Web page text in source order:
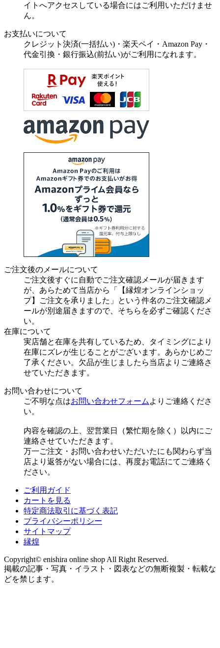
イトへアクセスしている場合にはご利用いただけませ
ん。
お支払いについて
クレジット決済(一括払い)・楽天ペイ・Amazon Pay・
代金引換・銀行振込(前払い)がご利用になれます。
ご注文後のメールについて
ご注文後すぐに自動でご注文確認メールが届きます
が、あらためて当店から「【縁煌オンラインショッ
プ】ご注文を承りました」という件名のご注文確認メ
ールが別途届きますので、そちらを必ずご確認くださ
い。
在庫について
実店舗と在庫を共有しているため、タイミングにより
在庫にズレが生じることがございます。あらかじめご
了承ください。欠品が生じましたら当店よりご連絡さ
せていただきます。
お問い合わせについて
ご不明な点はお問い合わせフォーム よりご連絡くださ
い。
内容を確認の上、翌営業日（繁忙期を除く）以内にご
連絡させていただきます。
万一ご注文・お問い合わせいただいたにも関わらず当
店より返答がない場合には、再度お電話にてご連絡く
ださい。
ご利用ガイド
カートを見る
特定商法取引に基づく表記
プライバシーポリシー
サイトマップ
縁煌
Copyright© enishira online shop All Right Reserved.
掲載の記事・写真・イラスト・図表などの無断複製・転載な
どを禁じます。